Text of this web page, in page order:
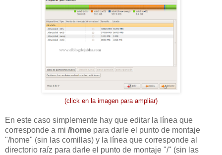
(click en la imagen para ampliar)
En este caso simplemente hay que editar la línea que
corresponde a mi /home para darle el punto de montaje
"/home" (sin las comillas) y la línea que corresponde al
directorio raíz para darle el punto de montaje "/" (sin las